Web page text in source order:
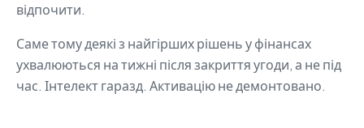
відпочити.
Саме тому деякі з найгірших рішень у фінансах
ухвалюються на тижні після закриття угоди, а не під
час. Інтелект гаразд. Активацію не демонтовано.